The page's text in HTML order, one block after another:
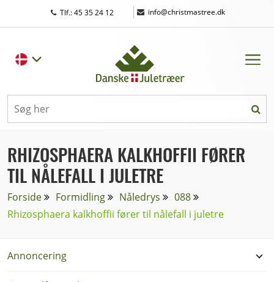
Tlf.: 45 35 24 12 | info@christmastree.dk
RHIZOSPHAERA KALKHOFFII FØRER
TIL NÅLEFALL I JULETRE
Forside Formidling Nåledrys
088
Rhizosphaera kalkhoffii fører til nålefall i juletre
Annoncering